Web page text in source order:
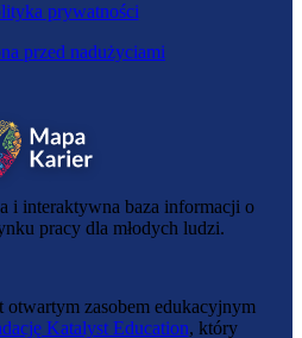
i interaktywna baza informacji o
pracy dla młodych ludzi.
prywatności
przed nadużyciami
zasobem edukacyjnym
Katalyst Education, który